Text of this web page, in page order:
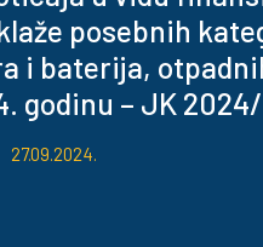
posebnih
i baterija,
godinu – JK
27.09.2024.